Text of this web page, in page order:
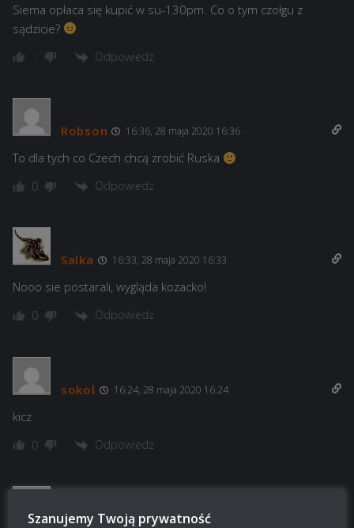
Siema opłaca się kupić w su-130pm. Co o tym czołgu z
sądzicie?
1 Odpowiedz
Robson 16:36, 28 maja 2020 16:36
To dla tych co Czech chcą zrobić Ruska
0 Odpowiedz
Salka 16:33, 28 maja 2020 16:33
Nooo sie postarali, wygląda kozacko!
0 Odpowiedz
sokol 16:24, 28 maja 2020 16:24
kicz
0 Odpowiedz
16:19, 28 maja 2020 16:19
Szanujemy Twoją prywatność